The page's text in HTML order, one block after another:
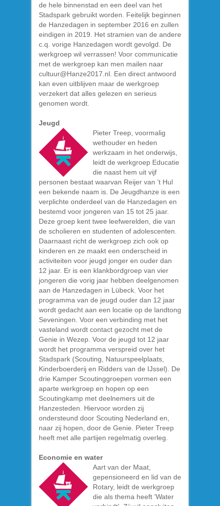
de hele binnenstad en een deel van het
Stadspark gebruikt worden. Feitelijk beginnen
de Hanzedagen in september 2016 en zullen
eindigen in 2019. Het stramien van de andere
c.q. vorige Hanzedagen wordt gevolgd. De
werkgroep wil verrassen! Voor communicatie
met de werkgroep kan men mailen naar
cultuur@Hanze2017.nl. Een direct antwoord
kan even uitblijven maar de werkgroep
verzekert dat alles gelezen en serieus
genomen wordt.
Jeugd
Pieter Treep, voormalig
wethouder en heden
werkzaam in het onderwijs,
leidt de werkgroep Educatie
die naast hem uit vijf
personen bestaat waarvan Reijer van ’t Hul
een bekende naam is. De Jeugdhanze is een
verplichte onderdeel van de Hanzedagen en
bestemd voor jongeren van 15 tot 25 jaar.
Deze groep kent twee leefwerelden, die van
de scholieren en studenten of adolescenten.
Daarnaast richt de werkgroep zich ook op
kinderen en ze maakt een onderscheid in
activiteiten voor jeugd jonger en ouder dan
12 jaar. Er is een klankbordgroep van vier
jongeren die vorig jaar hebben deelgenomen
aan de Hanzedagen in Lübeck. Voor het
programma van de jeugd ouder dan 12 jaar
wordt gedacht aan een locatie op de landtong
Seveningen. Voor een verbinding met het
vasteland wordt contact gezocht met de
Genie in Wezep. Voor de jeugd tot 12 jaar
wordt het programma verspreid over het
Stadspark (Scouting, Natuurspeelplaats,
Kinderboerderij en Ridders van de IJssel). De
drie Kamper Scoutinggroepen vormen een
aparte werkgroep en hopen op een
Scoutingkamp met deelnemers uit de
Hanzesteden. Hiervoor worden zij
ondersteund door Scouting Nederland en,
naar zij hopen, door de Genie. Pieter Treep
heeft met alle partijen regelmatig overleg.
Economie en water
Aart van der Maat,
gepensioneerd en lid van de
Rotary, leidt de werkgroep
die als thema heeft ’Water